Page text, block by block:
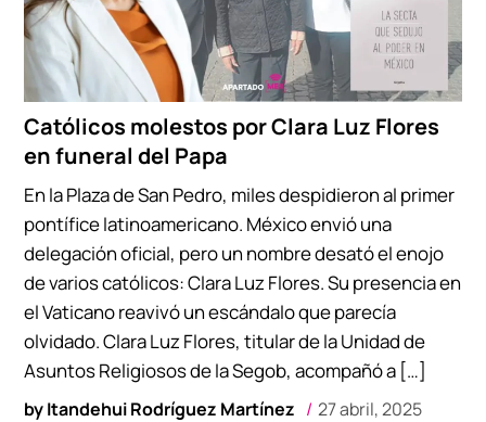
Católicos molestos por Clara Luz Flores
en funeral del Papa
byItandehui Rodríguez Martínez 27 abril, 2025
En la Plaza de San Pedro, miles despidieron al primer
pontífice latinoamericano. México envió una
delegación oficial, pero un nombre desató el enojo
de varios católicos: Clara Luz Flores. Su presencia en
el Vaticano reavivó un escándalo que parecía
olvidado. Clara Luz Flores, titular de la Unidad de
Asuntos Religiosos de la Segob, acompañó a […]